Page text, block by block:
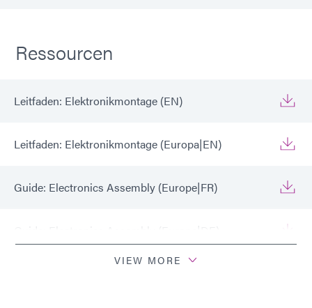
Ressourcen
Leitfaden: Elektronikmontage (EN)
Leitfaden: Elektronikmontage (Europa|EN)
Guide: Electronics Assembly (Europe|FR)
Guide: Electronics Assembly (Europe|DE)
VIEW MORE